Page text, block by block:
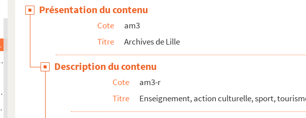
(1894,1895, 1896), dossier commémoratif
de musiques
Présentation du contenu
Cote
am3
Titre
Archives de Lille
Description du contenu
Cote
am3-r
Titre
Enseignement, action culturelle, sport,